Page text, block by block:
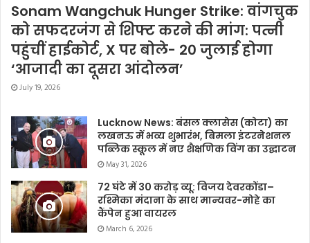
Sonam Wangchuk Hunger Strike: वांगचुक
को सफदरजंग से शिफ्ट करने की मांग: पत्नी
पहुंचीं हाईकोर्ट, X पर बोले- 20 जुलाई होगा
‘आजादी का दूसरा आंदोलन’
July 19, 2026
Lucknow News: बंसल क्लासेस (कोटा) का
लखनऊ में भव्य शुभारंभ, बिमला इंटरनेशनल
पब्लिक स्कूल में नए शैक्षणिक विंग का उद्घाटन
May 31, 2026
72 घंटे में 30 करोड़ व्यू: विजय देवरकोंडा–
रश्मिका मंदाना के साथ मान्यवर-मोहे का
कैंपेन हुआ वायरल
March 6, 2026